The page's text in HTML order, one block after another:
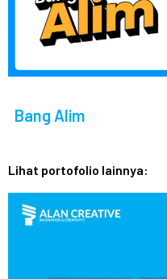
Bang Alim
Lihat portofolio lainnya: